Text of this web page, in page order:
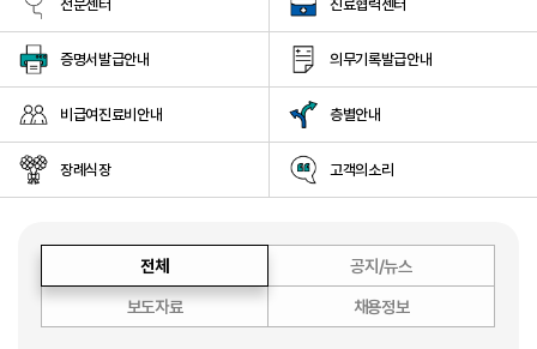
전문센터 진료협력센터
증명서발급안내 의무기록발급안내
비급여진료비안내 층별안내
장례식장 고객의소리
전체
공지/뉴스
보도자료
채용정보